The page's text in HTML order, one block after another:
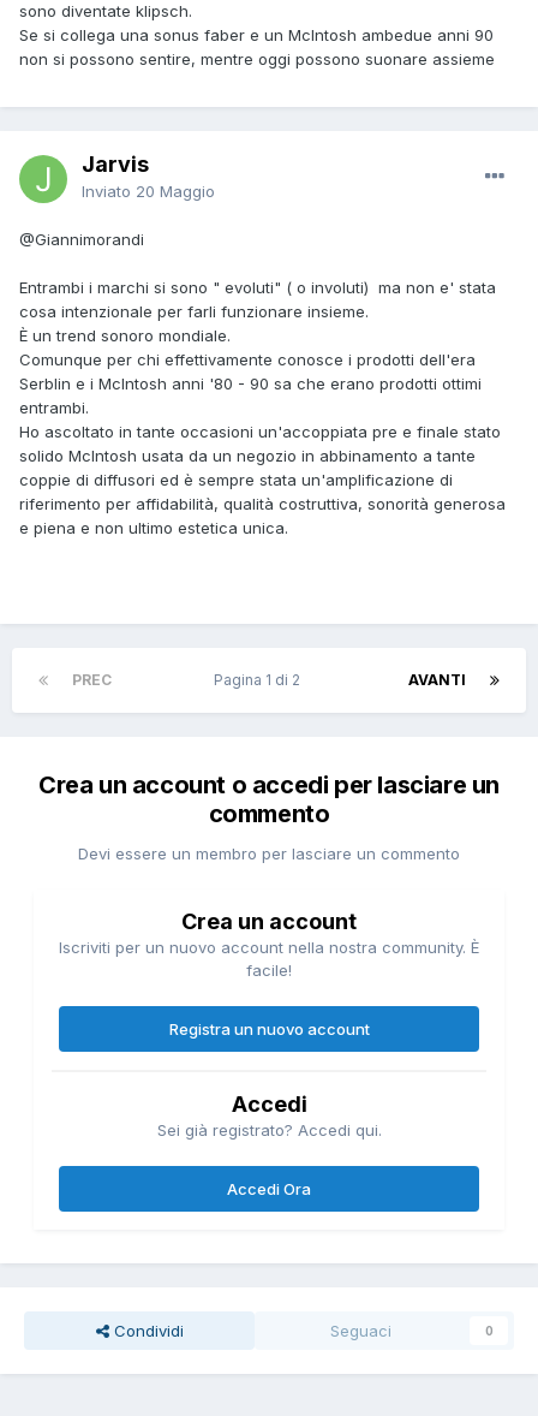
sono diventate klipsch.
Se si collega una sonus faber e un McIntosh ambedue anni 90
non si possono sentire, mentre oggi possono suonare assieme
Jarvis
Inviato 20 Maggio
@Giannimorandi
Entrambi i marchi si sono " evoluti" ( o involuti) ma non e' stata
cosa intenzionale per farli funzionare insieme.
È un trend sonoro mondiale.
Comunque per chi effettivamente conosce i prodotti dell'era
Serblin e i McIntosh anni '80 - 90 sa che erano prodotti ottimi
entrambi.
Ho ascoltato in tante occasioni un'accoppiata pre e finale stato
solido McIntosh usata da un negozio in abbinamento a tante
coppie di diffusori ed è sempre stata un'amplificazione di
riferimento per affidabilità, qualità costruttiva, sonorità generosa
e piena e non ultimo estetica unica.
PREC AVANTI
Pagina 1 di 2
Crea un account o accedi per lasciare un
commento
Devi essere un membro per lasciare un commento
Crea un account
Iscriviti per un nuovo account nella nostra community. È
facile!
Registra un nuovo account
Accedi
Sei già registrato? Accedi qui.
Accedi Ora
Condividi Seguaci 0